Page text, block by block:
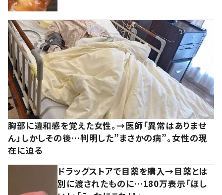
胸部に違和感を覚えた女性。→医師「異常はありませ
ん」しかしその後…判明した”まさかの病”。女性の現
在に迫る
ドラッグストアで目薬を購入→目薬とは
別に渡されたものに…180万表示「ほし